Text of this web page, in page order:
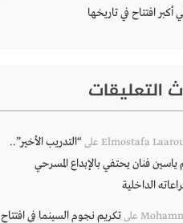
أكبر افتتاح في تاريخها
التعليقات
Elmostafa على“التدريب الأخير”..
ياسين فنان يحتفي بالإبداع المسرحي
الداخلية
علىتكريم نجوم السينما في افتتاح